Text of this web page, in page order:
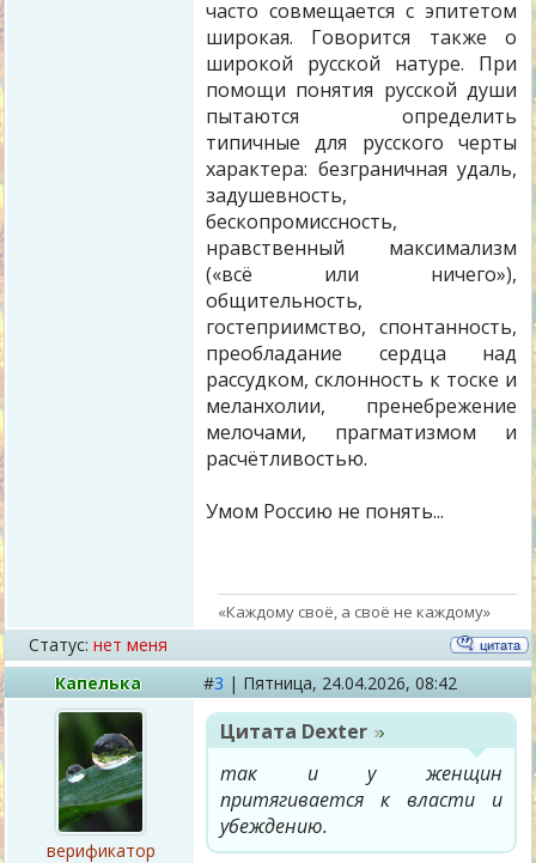
часто совмещается с эпитетом
широкая. Говорится также о
широкой русской натуре. При
помощи понятия русской души
пытаются определить
типичные для русского черты
характера: безграничная удаль,
задушевность,
бескопромиссность,
нравственный максимализм
(«всё или ничего»),
общительность,
гостеприимство, спонтанность,
преобладание сердца над
рассудком, склонность к тоске и
меланхолии, пренебрежение
мелочами, прагматизмом и
расчётливостью.
Умом Россию не понять...
«Каждому своё, а своё не каждому»
Статус: нет меня
Капелька
#3 | Пятница, 24.04.2026, 08:42
верификатор
Цитата Dexter
так и у женщин
притягивается к власти и
убеждению.